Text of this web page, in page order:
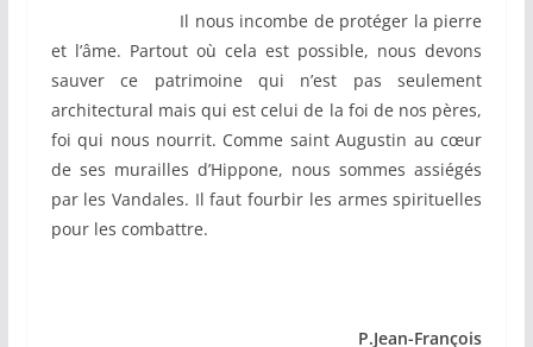
Il nous incombe de protéger la pierre
et l’âme. Partout où cela est possible, nous devons
sauver ce patrimoine qui n’est pas seulement
architectural mais qui est celui de la foi de nos pères,
foi qui nous nourrit. Comme saint Augustin au cœur
de ses murailles d’Hippone, nous sommes assiégés
par les Vandales. Il faut fourbir les armes spirituelles
pour les combattre.
P.Jean-François